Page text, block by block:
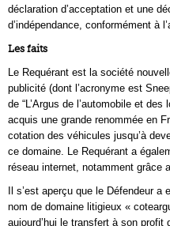
déclaration d’acceptation et une
d’indépendance, conformément à
Les faits
Le Requérant est la société
publicité (dont l’acronyme est
de “L’Argus de l’automobile et
acquis une grande renommée en
cotation des véhicules jusqu’à
ce domaine. Le Requérant a
réseau internet, notamment grâce
Il s’est aperçu que le Défendeur
nom de domaine litigieux «
aujourd’hui le transfert à son profit